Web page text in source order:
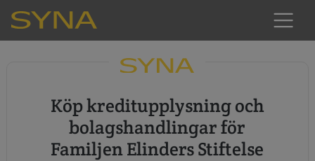
Köp kreditupplysning och
bolagshandlingar för
Familjen Elinders Stiftelse